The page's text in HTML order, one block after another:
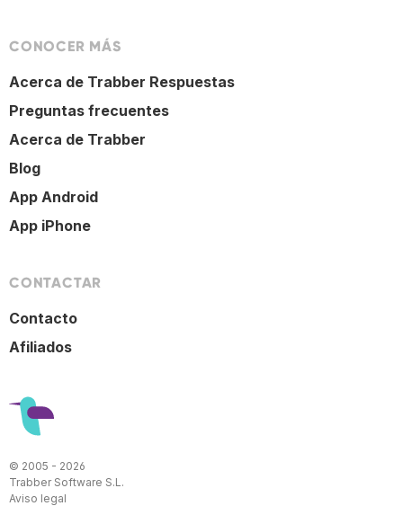
CONOCER MÁS
Acerca de Trabber Respuestas
Preguntas frecuentes
Acerca de Trabber
Blog
App Android
App iPhone
CONTACTAR
Contacto
Afiliados
© 2005 - 2026
Trabber Software S.L.
Aviso legal